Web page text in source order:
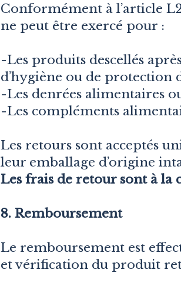
Conformément à l’article
ne peut être exercé pour :
-Les produits descellés
d’hygiène ou de protection
-Les denrées alimentaires
-Les compléments
Les retours sont acceptés
leur emballage d’origine
Les frais de retour sont à la
8. Remboursement
Le remboursement est
et vérification du produit